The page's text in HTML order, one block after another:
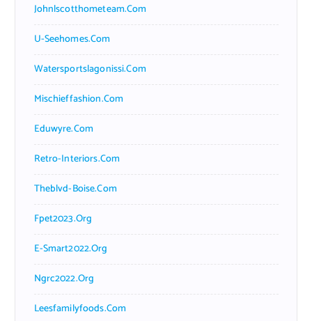
Johnlscotthometeam.com
U-Seehomes.com
Watersportslagonissi.com
Mischieffashion.com
Eduwyre.com
Retro-Interiors.com
Theblvd-Boise.com
Fpet2023.org
E-Smart2022.org
Ngrc2022.org
Leesfamilyfoods.com